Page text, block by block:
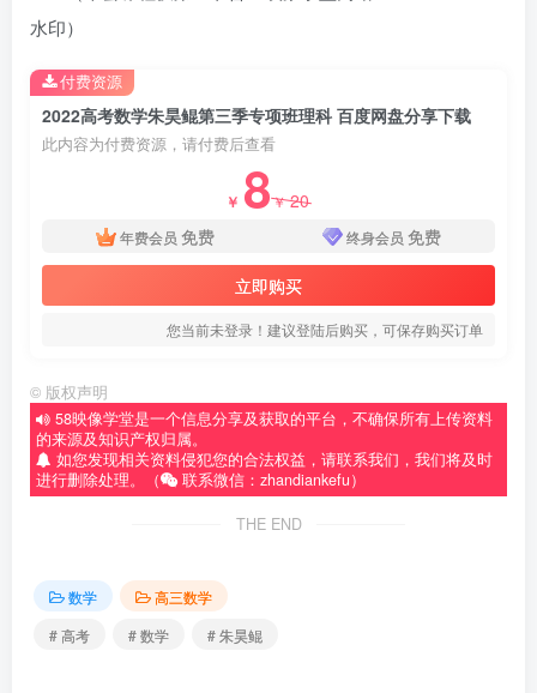
水印）
2022高考数学朱昊鲲第三季专项班理科 百度网盘分享下载
此内容为付费资源，请付费后查看
￥ 8￥20
年费会员 免费 终身会员 免费
立即购买
您当前未登录！建议登陆后购买，可保存购买订单
付费资源
© 版权声明
58映像学堂是一个信息分享及获取的平台，不确保所有上传资料
的来源及知识产权归属。
如您发现相关资料侵犯您的合法权益，请联系我们，我们将及时
进行删除处理。（
联系微信：zhandiankefu）
THE END
数学
高三数学
# 高考
# 数学 # 朱昊鲲